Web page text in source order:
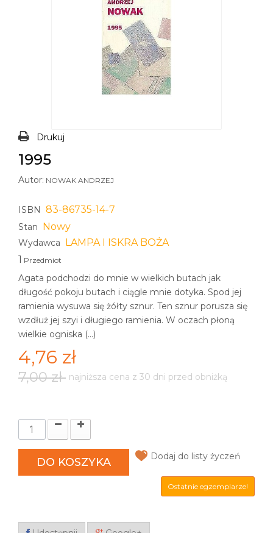
Drukuj
1995
Autor: NOWAK ANDRZEJ
ISBN 83-86735-14-7
Stan Nowy
Wydawca LAMPA I ISKRA BOŻA
1 Przedmiot
Agata podchodzi do mnie w wielkich butach jak
długość pokoju butach i ciągle mnie dotyka. Spod jej
ramienia wysuwa się żółty sznur. Ten sznur porusza się
wzdłuż jej szyi i długiego ramienia. W oczach płoną
wielkie ogniska (...)
4,76 zł
7,00 zł najniższa cena z 30 dni przed obniżką
DO KOSZYKA Dodaj do listy życzeń
Ostatnie egzemplarze!